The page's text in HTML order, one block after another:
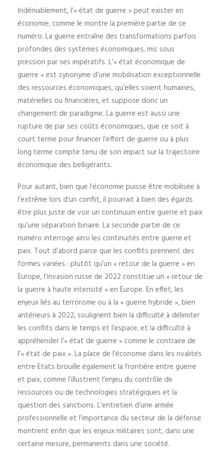
Indéniablement, l’« état de guerre » peut exister en
économie, comme le montre la première partie de ce
numéro. La guerre entraîne des transformations parfois
profondes des systèmes économiques, mis sous
pression par ses impératifs. L’« état économique de
guerre » est synonyme d’une mobilisation exceptionnelle
des ressources économiques, qu’elles soient humaines,
matérielles ou financières, et suppose donc un
changement de paradigme. La guerre est aussi une
rupture de par ses coûts économiques, que ce soit à
court terme pour financer l’effort de guerre ou à plus
long terme compte tenu de son impact sur la trajectoire
économique des belligérants.
Pour autant, bien que l’économie puisse être mobilisée à
l’extrême lors d’un conflit, il pourrait à bien des égards
être plus juste de voir un continuum entre guerre et paix
qu’une séparation binaire. La seconde partie de ce
numéro interroge ainsi les continuités entre guerre et
paix. Tout d’abord parce que les conflits prennent des
formes variées : plutôt qu’un « retour de la guerre » en
Europe, l’invasion russe de 2022 constitue un « retour de
la guerre à haute intensité » en Europe. En effet, les
enjeux liés au terrorisme ou à la « guerre hybride », bien
antérieurs à 2022, soulignent bien la difficulté à délimiter
les conflits dans le temps et l’espace, et la difficulté à
appréhender l’« état de guerre » comme le contraire de
l’« état de paix ». La place de l’économie dans les rivalités
entre Etats brouille également la frontière entre guerre
et paix, comme l’illustrent l’enjeu du contrôle de
ressources ou de technologies stratégiques et la
question des sanctions. L’entretien d’une armée
professionnelle et l’importance du secteur de la défense
montrent enfin que les enjeux militaires sont, dans une
certaine mesure, permanents dans une société.